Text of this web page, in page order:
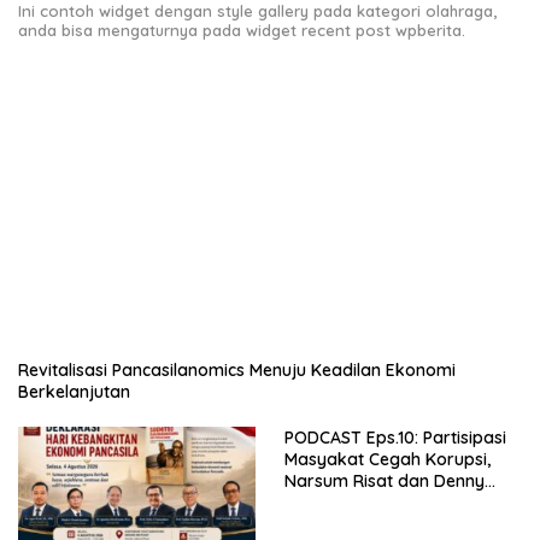
Ini contoh widget dengan style gallery pada kategori olahraga,
anda bisa mengaturnya pada widget recent post wpberita.
Revitalisasi Pancasilanomics Menuju Keadilan Ekonomi
Berkelanjutan
PODCAST Eps.10: Partisipasi
Masyakat Cegah Korupsi,
Narsum Risat dan Denny